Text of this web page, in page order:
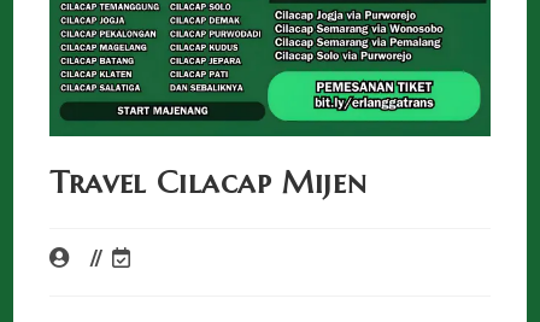
Travel Cilacap Mijen